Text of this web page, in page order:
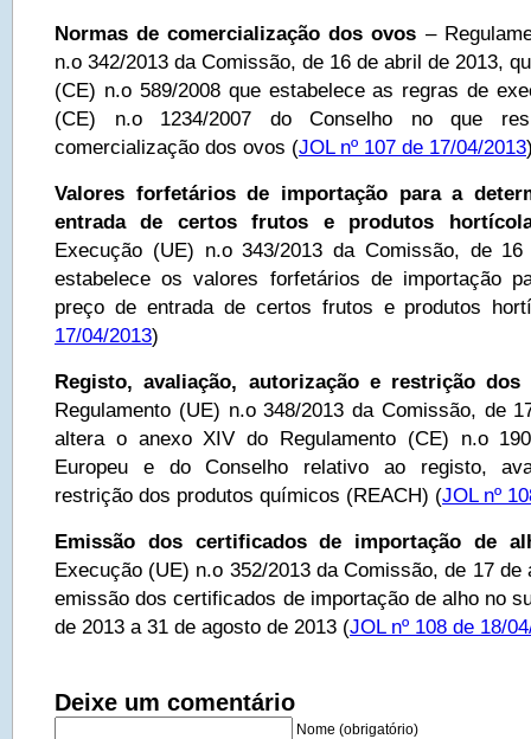
Normas de comercialização dos ovos –
n.o 342/2013 da Comissão, de 16 de abril de 2013,
(CE) n.o 589/2008 que estabelece as regras de
(CE) n.o 1234/2007 do Conselho no que
comercialização dos ovos (JOL nº 107 de 17/04/2013
Valores forfetários de importação para a
entrada de certos frutos e produtos
Execução (UE) n.o 343/2013 da Comissão, de
estabelece os valores forfetários de importação
preço de entrada de certos frutos e produtos
17/04/2013)
Registo, avaliação, autorização e restrição
Regulamento (UE) n.o 348/2013 da Comissão, de
altera o anexo XIV do Regulamento (CE) n.o
Europeu e do Conselho relativo ao registo,
restrição dos produtos químicos (REACH) (JOL nº
Emissão dos certificados de importação de
Execução (UE) n.o 352/2013 da Comissão, de 17
emissão dos certificados de importação de alho no
de 2013 a 31 de agosto de 2013 (JOL nº 108 de 18/
Deixe um comentário
Nome (obrigatório)